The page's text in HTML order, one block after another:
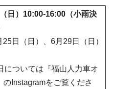
日）10:00-16:00（小雨決
日（日）、6月29日（日）
については『福山人力車オ
のInstagramをご覧くださ